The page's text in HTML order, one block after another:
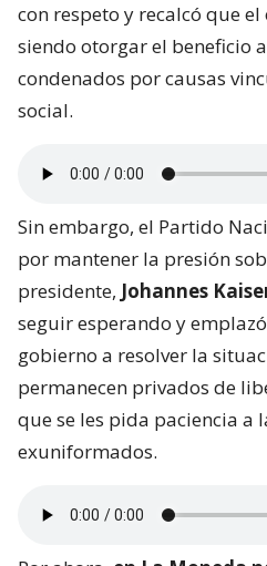
con respeto y recalcó que
siendo otorgar el beneficio
condenados por causas
social.
Sin embargo, el Partido
por mantener la presión
presidente, Johannes
seguir esperando y
gobierno a resolver la
permanecen privados de
que se les pida paciencia a
exuniformados.